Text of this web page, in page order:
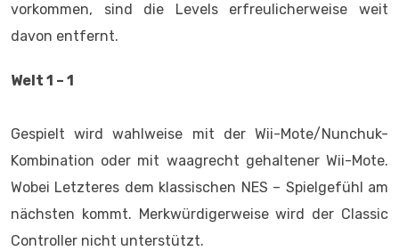
vorkommen, sind die Levels erfreulicherweise weit
davon entfernt.
Welt 1 – 1
Gespielt wird wahlweise mit der Wii-Mote/Nunchuk-
Kombination oder mit waagrecht gehaltener Wii-Mote.
Wobei Letzteres dem klassischen NES – Spielgefühl am
nächsten kommt. Merkwürdigerweise wird der Classic
Controller nicht unterstützt.